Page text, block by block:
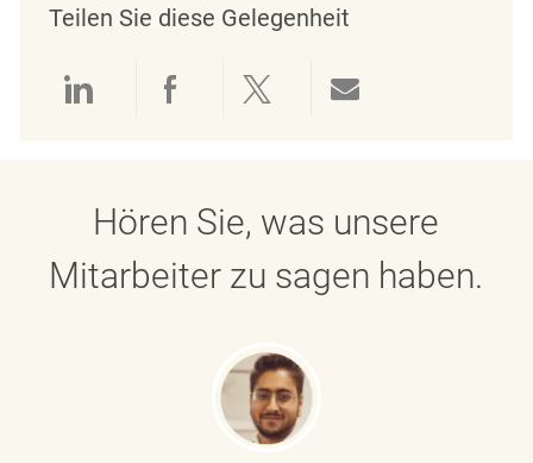
Teilen Sie diese Gelegenheit
Über LinkedIn teilen
Über Facebook teilen
Über Twitter teilen
Hören Sie, was unsere
Mitarbeiter zu sagen haben.